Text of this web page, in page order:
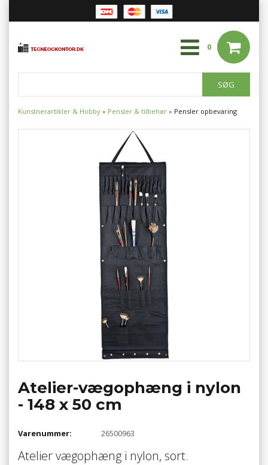
0
Kunstnerartikler & Hobby » Pensler & tilbehør » Pensler opbevaring
Atelier-vægophæng i nylon
- 148 x 50 cm
Varenummer: 26500963
Atelier vægophæng i nylon, sort.